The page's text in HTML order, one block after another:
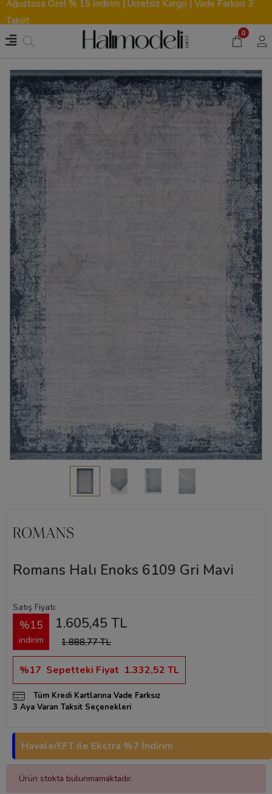
Ağustosa Özel % 15 İndirim | Ücretsiz Kargo | Vade Farksız 3
Taksit
0
Romans Halı Enoks 6109 Gri Mavi
Satış Fiyatı:
%15
indirim 1.888,77 TL
1.605,45 TL
%17 Sepetteki Fiyat 1.332,52 TL
Tüm Kredi Kartlarına Vade Farksız
3 Aya Varan Taksit Seçenekleri
Havale/EFT ile Ekstra %7 İndirim
Ürün stokta bulunmamaktadır.